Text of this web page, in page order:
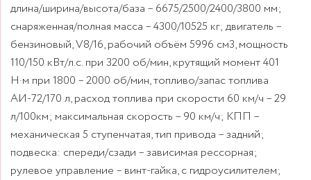
длина/ширина/высота/база – 6675/2500/2400/3800 мм;
снаряженная/полная масса – 4300/10525 кг; двигатель –
бензиновый, V8/16, рабочий объём 5996 см3, мощность
110/150 кВт/л.с. при 3200 об/мин, крутящий момент 401
Н·м при 1800 – 2000 об/мин, топливо/запас топлива
АИ-72/170 л, расход топлива при скорости 60 км/ч – 29
л/100км; максимальная скорость – 90 км/ч; КПП –
механическая 5 ступенчатая, тип привода – задний;
подвеска: спереди/сзади – зависимая рессорная;
рулевое управление – винт-гайка, с гидроусилителем;